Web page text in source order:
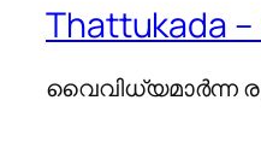
Thattukada
വൈവിധ്യമാര്‍ന്ന